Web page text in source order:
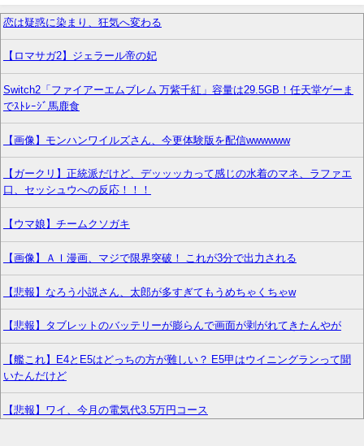
恋は疑惑に染まり、狂気へ変わる
【ロマサガ2】ジェラール帝の妃
Switch2「ファイアーエムブレム 万紫千紅」容量は29.5GB！任天堂ゲーま
でｽﾄﾚｰｼﾞ馬鹿食
【画像】モンハンワイルズさん、今更体験版を配信wwwwww
【ガークリ】正統派だけど、デッッッカって感じの水着のマネ、ラファエ
口、セッシュウへの反応！！！
【ウマ娘】チームクソガキ
【画像】ＡＩ漫画、マジで限界突破！ これが3分で出力される
【悲報】なろう小説さん、太郎が多すぎてもうめちゃくちゃw
【悲報】タブレットのバッテリーが膨らんで画面が剥がれてきたんやが
【艦これ】E4とE5はどっちの方が難しい？ E5甲はウイニングランって聞
いたんだけど
【悲報】ワイ、今月の電気代3.5万円コース